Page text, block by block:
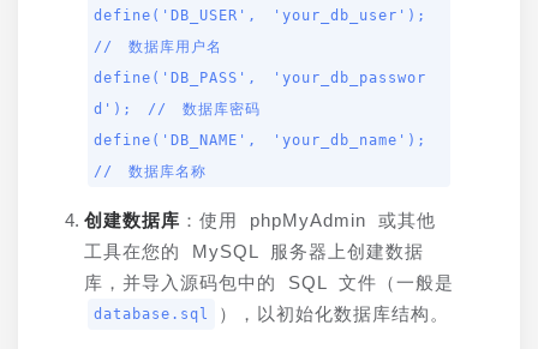
define('DB_USER', 'your_db_user');
// 数据库用户名
define('DB_PASS', 'your_db_passwor
d'); // 数据库密码
define('DB_NAME', 'your_db_name');
// 数据库名称
创建数据库 ：使用 phpMyAdmin 或其他
工具在您的 MySQL 服务器上创建数据
database.sql ），以初始化数据库结构。